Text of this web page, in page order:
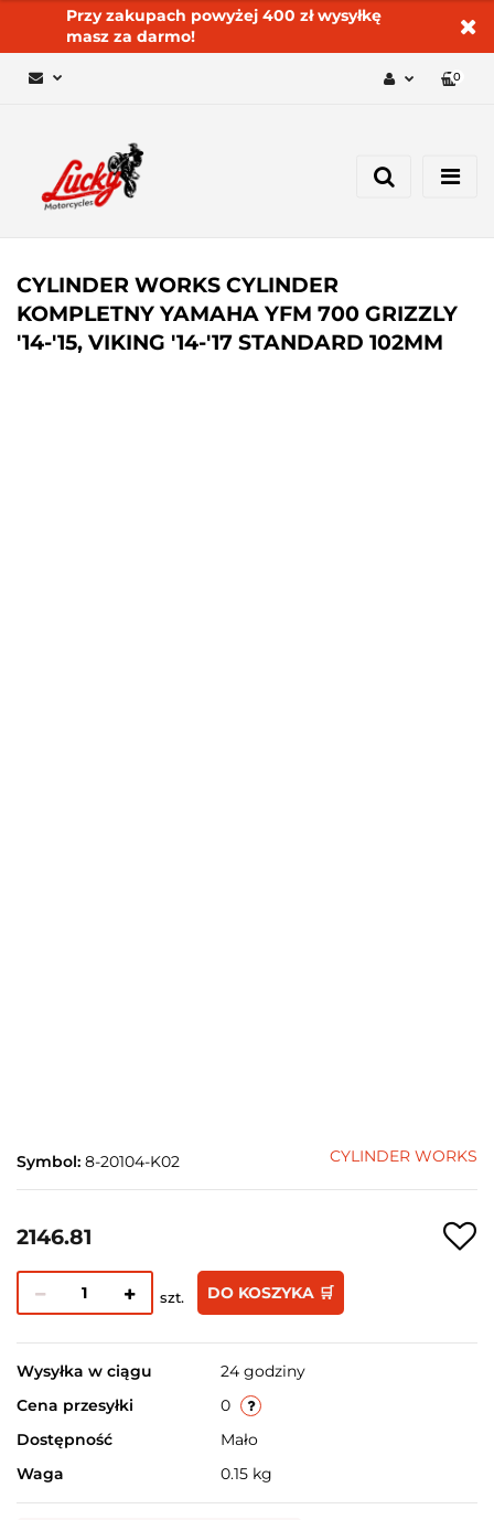
Przy zakupach powyżej 400 zł wysyłkę
masz za darmo!
Dodaj zgłoszenie
0
CYLINDER WORKS CYLINDER
KOMPLETNY YAMAHA YFM 700 GRIZZLY
'14-'15, VIKING '14-'17 STANDARD 102MM
Symbol: 8-20104-K02 CYLINDER WORKS
2146.81
szt. DO KOSZYKA 🛒
Wysyłka w ciągu
24 godziny
Cena przesyłki
0
Dostępność
Mało
Waga
0.15 kg